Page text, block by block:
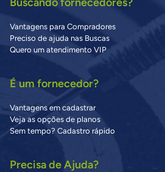
Vantagens para Compradores
Preciso de ajuda nas Buscas
Quero um atendimento VIP
É um fornecedor?
Vantagens em cadastrar
Veja as opções de planos
Sem tempo? Cadastro rápido
Precisa de Ajuda?